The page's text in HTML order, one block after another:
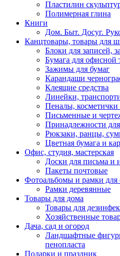
Пластилин
Полимерная глина
Книги
Дом. Быт. Досуг.
Канцтовары, товары для
Блоки для записей,
Бумага для офисной
Зажимы для бумаг
Карандаши
Клеящие средства
Линейки,
Пеналы,
Письменные и
Принадлежности
Рюкзаки, ранцы,
Цветная бумага и
Офис, студия, мастерская
Доски для письма и
Пакеты почтовые
Фотоальбомы и рамки для
Рамки деревянные
Товары для дома
Товары для
Хозяйственные
Дача, сад и огород
Ландшафтные
пенопласта
Подарки и праздник